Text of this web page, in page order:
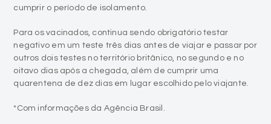
cumprir o período de isolamento.
Para os vacinados, continua sendo obrigatório testar
negativo em um teste três dias antes de viajar e passar por
outros dois testes no território britânico, no segundo e no
oitavo dias após a chegada, além de cumprir uma
quarentena de dez dias em lugar escolhido pelo viajante.
*Com informações da Agência Brasil.